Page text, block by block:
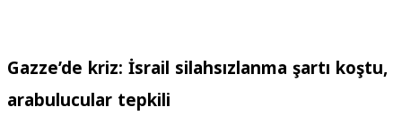
Gazze’de kriz: İsrail silahsızlanma şartı koştu,
arabulucular tepkili